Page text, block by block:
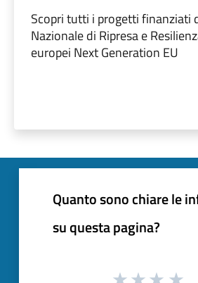
Scopri tutti i progetti finanziati
Nazionale di Ripresa e
europei Next Generation EU
Quanto sono chiare le
su questa pagina?